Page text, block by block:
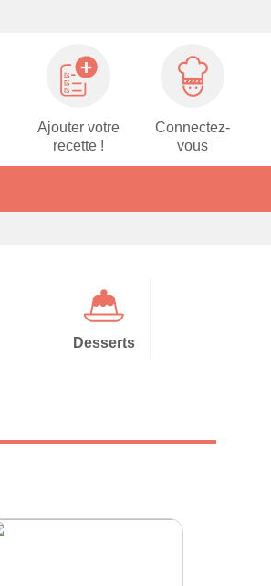
Ajouter votre
recette !
Connectez-
vous
Desserts